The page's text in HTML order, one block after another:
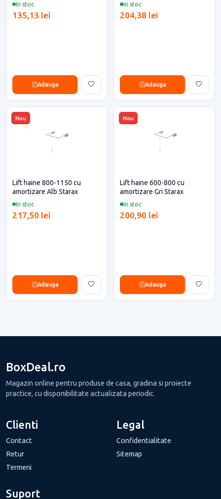
In stoc
135,13 lei
Adauga
In stoc
204,38 lei
Adauga
Nou
In stoc
Lift haine 800-1150 cu
amortizare Alb Starax
217,50 lei
Adauga
Nou
In stoc
Lift haine 600-800 cu
amortizare Gri Starax
200,90 lei
Adauga
BoxDeal.ro
Magazin online pentru produse de casa, gradina si proiecte
practice, cu disponibilitate actualizata periodic.
Clienti
Contact
Retur
Termeni
Legal
Confidentialitate
Sitemap
Suport